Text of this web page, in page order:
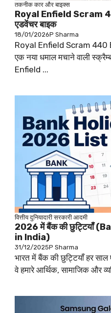
तकनीक कार और बाइक्स
Royal Enfield Scram
एडवेंचर बाइक
18/01/2026P Sharma
Royal Enfield Scram 440
एक नया धमाल मचाने वाली
Enfield ...
वित्तीय दुनियादारी सरकारी आदमी
2026 में बैंक की छुट्टियाँ
in India)
31/12/2025P Sharma
भारत में बैंक की छुट्टियाँ हर साल
वे हमारे आर्थिक, सामाजिक और